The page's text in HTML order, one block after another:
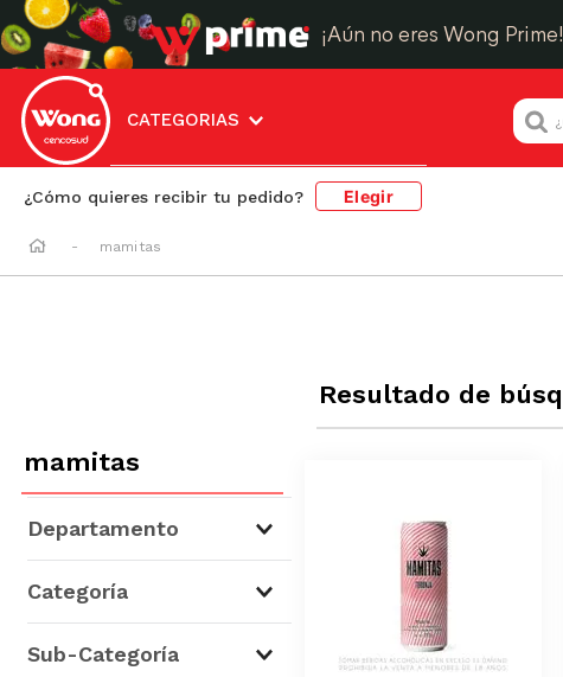
¡Aún no eres Wong
CATEGORIAS
¿Que
¿Cómo quieres recibir tu pedido? Elegir
mamitas
Resultado de
mamitas
Departamento
Categoría
Sub-Categoría